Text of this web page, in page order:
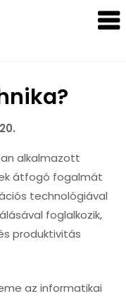
alkalmazott
átfogó fogalmát
technológiával
foglalkozik,
produktivitás
az informatikai